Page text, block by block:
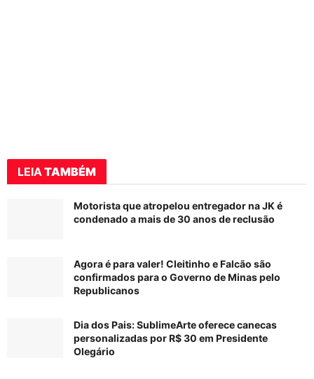
LEIATAMBÉM
Motorista que atropelou entregador na JK é
condenado a mais de 30 anos de reclusão
Agora é para valer! Cleitinho e Falcão são
confirmados para o Governo de Minas pelo
Republicanos
Dia dos Pais: SublimeArte oferece canecas
personalizadas por R$ 30 em Presidente
Olegário